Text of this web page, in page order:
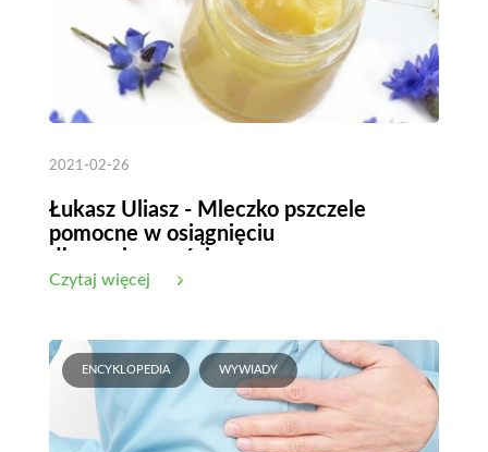
2021-02-26
Łukasz Uliasz - Mleczko pszczele
pomocne w osiągnięciu
długowieczności
Czytaj więcej
ENCYKLOPEDIA WYWIADY